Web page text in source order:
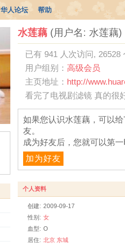
华人论坛 帮助
水莲藕 (用户名: 水莲藕)
已有 941 人次访问,
用户组别： 高级会员
主页地址： http://
看完了电视剧滤镜 真的很
如果您认识水莲藕，可以
友。
成为好友后，您就可以第
加为好友
个人资料
创建: 2009-09-17
性别: 女
血型: O
居住: 北京 东城